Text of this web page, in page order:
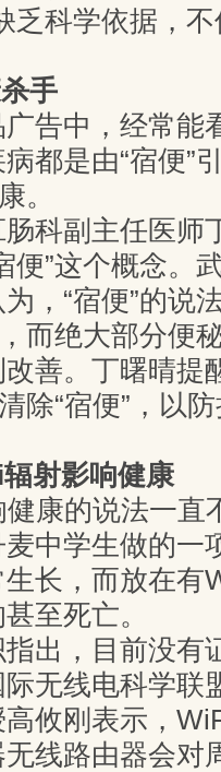
乏科学依据，
手
告中，经常能
都是由“宿便”
。
科副主任医师
便”这个概念。
，“宿便”的说
而绝大部分便
善。丁曙晴提
除“宿便”，以
射影响健康
康的说法一直
中学生做的一
长，而放在有
至死亡。
出，目前没有
无线电科学联
攸刚表示，
线路由器会对